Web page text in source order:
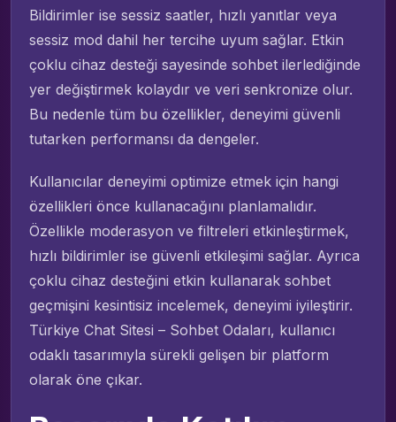
Bildirimler ise sessiz saatler, hızlı yanıtlar veya
sessiz mod dahil her tercihe uyum sağlar. Etkin
çoklu cihaz desteği sayesinde sohbet ilerlediğinde
yer değiştirmek kolaydır ve veri senkronize olur.
Bu nedenle tüm bu özellikler, deneyimi güvenli
tutarken performansı da dengeler.
Kullanıcılar deneyimi optimize etmek için hangi
özellikleri önce kullanacağını planlamalıdır.
Özellikle moderasyon ve filtreleri etkinleştirmek,
hızlı bildirimler ise güvenli etkileşimi sağlar. Ayrıca
çoklu cihaz desteğini etkin kullanarak sohbet
geçmişini kesintisiz incelemek, deneyimi iyileştirir.
Türkiye Chat Sitesi – Sohbet Odaları, kullanıcı
odaklı tasarımıyla sürekli gelişen bir platform
olarak öne çıkar.